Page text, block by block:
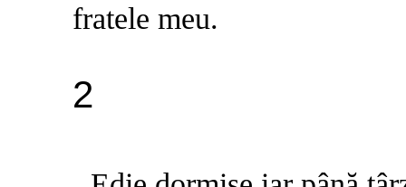
fratele meu.
2